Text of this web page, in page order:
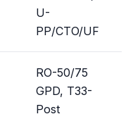
U-
PP/CTO/UF
RO-50/75
GPD, T33-
Post